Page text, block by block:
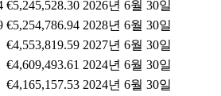
€5,245,528.30 2026년 6월 30일
€5,254,786.94 2028년 6월 30일
€4,553,819.59 2027년 6월 30일
€4,609,493.61 2024년 6월 30일
€4,165,157.53 2024년 6월 30일